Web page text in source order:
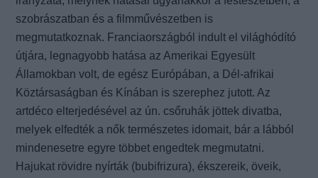
szobrászatban és a filmművészetben is
megmutatkoznak. Franciaországból indult el világhódító
útjára, legnagyobb hatása az Amerikai Egyesült
Államokban volt, de egész Európában, a Dél-afrikai
Köztársaságban és Kínában is szerephez jutott. Az
artdéco elterjedésével az ún. csőruhák jöttek divatba,
melyek elfedték a nők természetes idomait, bár a lábból
mindenesetre egyre többet engedtek megmutatni.
Hajukat rövidre nyírták (bubifrizura), ékszereik, öveik,